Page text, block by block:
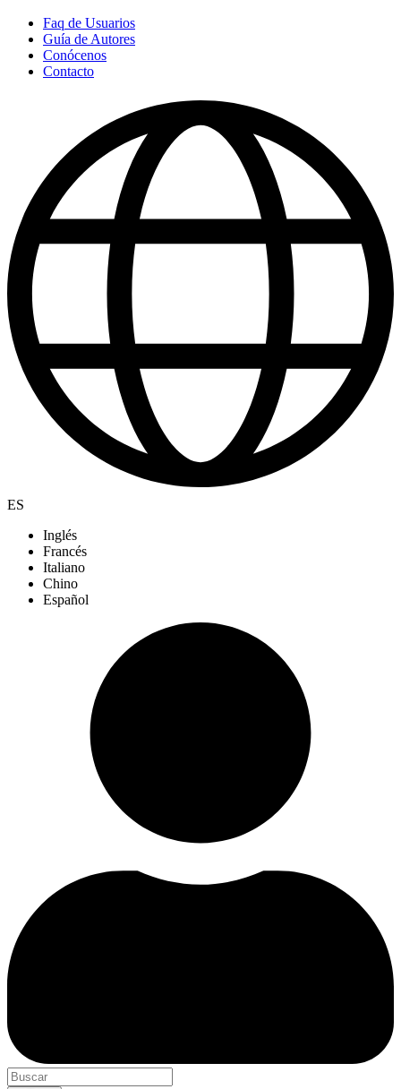
Faq de Usuarios
Guía de Autores
Conócenos
Contacto
ES
Inglés
Francés
Italiano
Chino
Español